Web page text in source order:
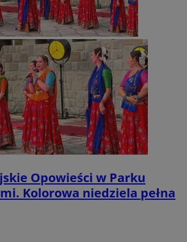
Opowieści w Parku
Kolorowa niedziela pełna